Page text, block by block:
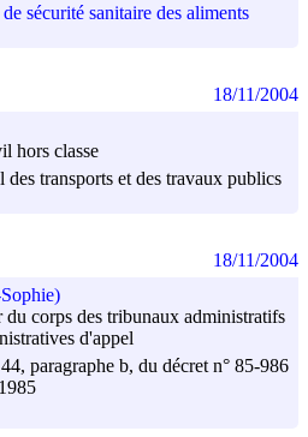
sécurité sanitaire des aliments
hors classe
des transports et des travaux publics
18/11/2004
du corps des tribunaux administratifs
d'appel
paragraphe b, du décret n° 85-986
18/11/2004